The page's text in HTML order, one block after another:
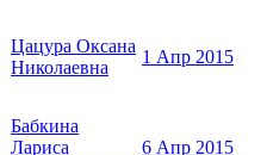
Цацура Оксана
Николаевна
1 Апр 2015
Бабкина
Лариса
6 Апр 2015